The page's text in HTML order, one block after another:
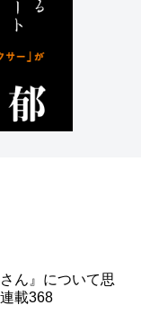
ん』について思
載368